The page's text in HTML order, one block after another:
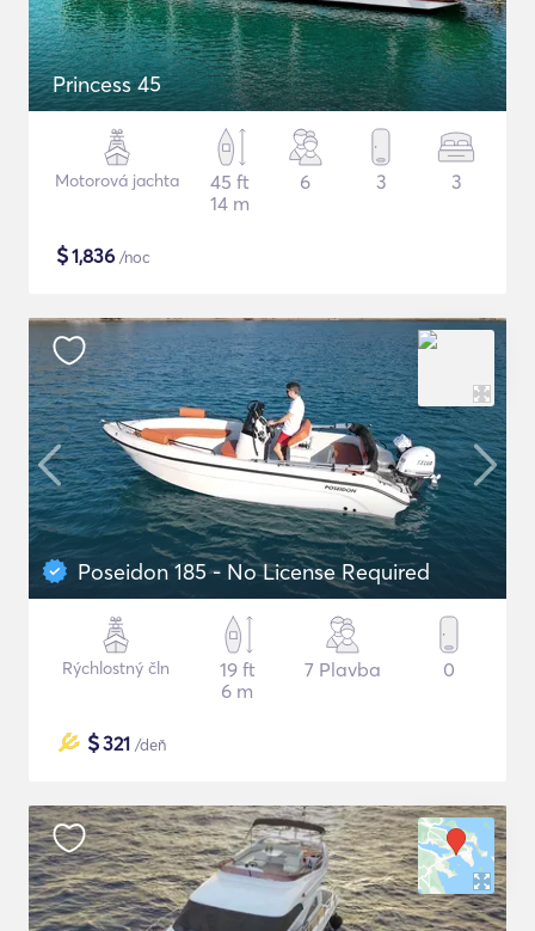
Princess 45
Motorová jachta
45 ft
14 m
6 3 3
$1,836 /noc
Poseidon 185 - No License Required
Rýchlostný čln
19 ft
6 m
7 Plavba 0
$321 /deň